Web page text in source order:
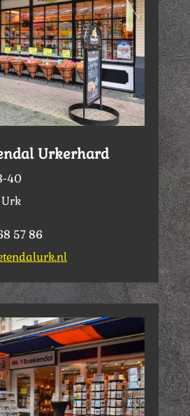
Urkerhard
40
Urk
57 86